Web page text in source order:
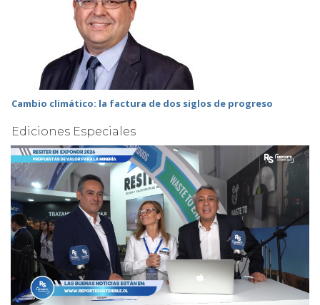
Cambio climático: la factura de dos siglos de progreso
Ediciones Especiales